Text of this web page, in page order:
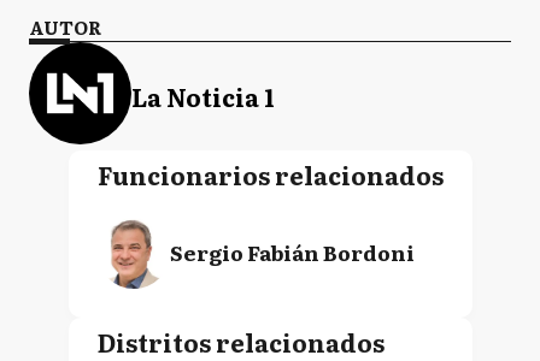
AUTOR
La Noticia 1
Funcionarios relacionados
Sergio Fabián Bordoni
Distritos relacionados